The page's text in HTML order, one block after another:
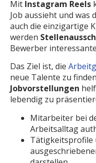
Mit Instagram Reels
Job aussieht und was
auch die einzigartige
werden
Bewerber
Das Ziel ist, die
neue Talente zu
Jobvorstellungen
lebendig zu
Mitarbeiter bei
Arbeitsalltag
Tätigkeitsprofile